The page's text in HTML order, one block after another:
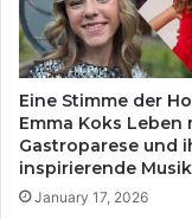
u
s
v
o
n
V
n
c
h
t
v
o
n
S
Eine Stimme der
Emma Koks Leben
Gastroparese und
inspirierende Musik
January 17, 2026